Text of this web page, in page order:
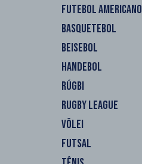
FUTEBOL AMERICANO
BASQUETEBOL
BEISEBOL
HANDEBOL
RÚGBI
RUGBY LEAGUE
VÔLEI
FUTSAL